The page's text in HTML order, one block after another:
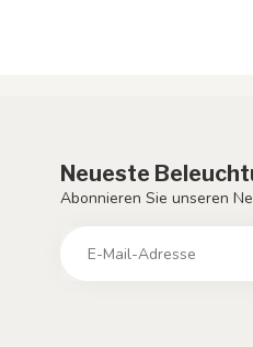
Neueste
Abonnieren Sie unseren